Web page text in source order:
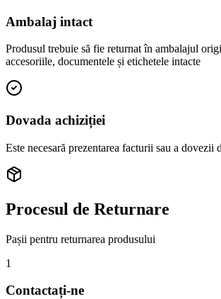
Ambalaj intact
Produsul trebuie să fie returnat în ambalajul
accesoriile, documentele și etichetele intacte
Dovada achiziției
Este necesară prezentarea facturii sau a dovezii
Procesul de Returnare
Pașii pentru returnarea produsului
1
Contactați-ne